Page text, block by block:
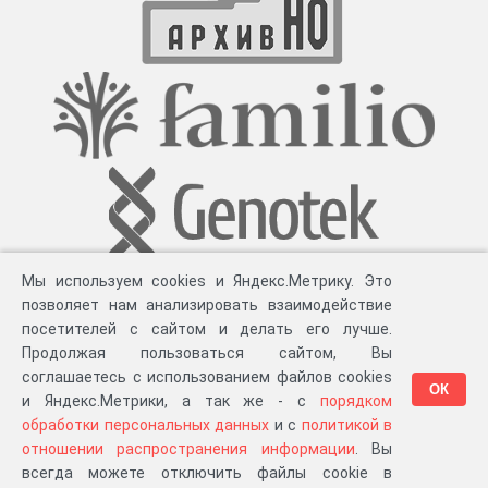
Разработка компании «Великіе предки», 2023-2026 гг. Блог.Суть проекта
Персональные данные.Распространение информации . ЧаВО. Сборка 111.35
Мы используем cookies и Яндекс.Метрику. Это
позволяет нам анализировать взаимодействие
посетителей с сайтом и делать его лучше.
Продолжая пользоваться сайтом, Вы
соглашаетесь с использованием файлов cookies
и Яндекс.Метрики, а так же - с порядком
обработки персональных данных и с политикой в
отношении распространения информации . Вы
всегда можете отключить файлы cookie в
ОК